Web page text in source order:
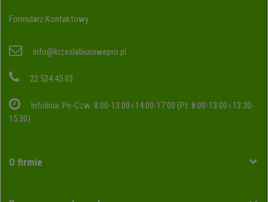
Formularz Kontaktowy
info@krzeslabiurowepro.pl
22 524 45 03
Infolinia: Pn-Czw: 8:00-13:00 i 14:00-17:00 (Pt: 8:00-13:00 i 13:30-
15:30)
O firmie